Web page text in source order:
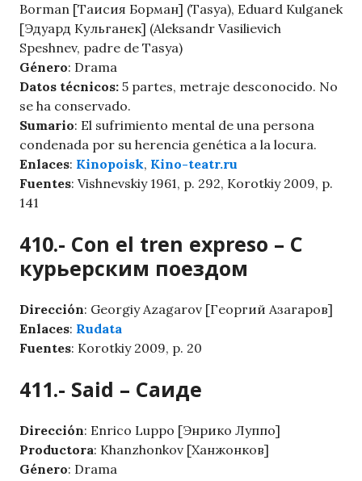
Borman [Таисия Борман] (Tasya), Eduard Kulganek
[Эдуард Кульганек] (Aleksandr Vasilievich
Speshnev, padre de Tasya)
Género: Drama
Datos técnicos: 5 partes, metraje desconocido. No
se ha conservado.
Sumario: El sufrimiento mental de una persona
condenada por su herencia genética a la locura.
Enlaces: Kinopoisk, Kino-teatr.ru
Fuentes: Vishnevskiy 1961, p. 292, Korotkiy 2009, p.
141
410.- Con el tren expreso – С
курьерским поездом
Dirección: Georgiy Azagarov [Георгий Азагаров]
Enlaces: Rudata
Fuentes: Korotkiy 2009, p. 20
411.- Said – Саиде
Dirección: Enrico Luppo [Энрико Луппо]
Productora: Khanzhonkov [Ханжонков]
Género: Drama